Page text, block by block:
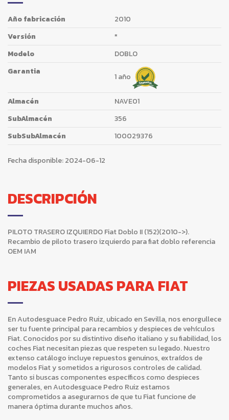
Año fabricación
2010
Versión
*
Modelo
DOBLO
Garantia
1 año
Almacén
NAVE01
SubAlmacén
356
SubSubAlmacén
100029376
Fecha disponible:2024-06-12
DESCRIPCIÓN
PILOTO TRASERO IZQUIERDO Fiat Doblo II (152)(2010->).
Recambio de piloto trasero izquierdo para fiat doblo referencia
OEM IAM
PIEZAS USADAS PARA FIAT
En Autodesguace Pedro Ruiz, ubicado en Sevilla, nos enorgullece
ser tu fuente principal para recambios y despieces de vehículos
Fiat. Conocidos por su distintivo diseño italiano y su fiabilidad, los
coches Fiat necesitan piezas que respeten su legado. Nuestro
extenso catálogo incluye repuestos genuinos, extraídos de
modelos Fiat y sometidos a rigurosos controles de calidad.
Tanto si buscas componentes específicos como despieces
generales, en Autodesguace Pedro Ruiz estamos
comprometidos a asegurarnos de que tu Fiat funcione de
manera óptima durante muchos años.